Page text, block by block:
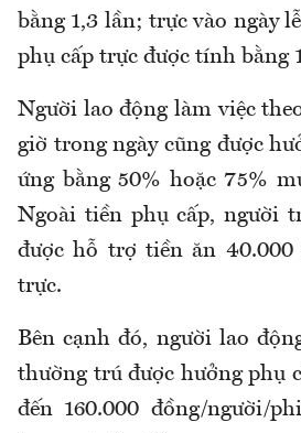
bằng 1,3 lần; trực vào ngày
phụ cấp trực được tính bằng
Người lao động làm việc
giờ trong ngày cũng được
ứng bằng 50% hoặc 75%
Ngoài tiền phụ cấp, người
được hỗ trợ tiền ăn 40.000
trực.
Bên cạnh đó, người lao
thường trú được hưởng phụ
đến 160.000 đồng/người/